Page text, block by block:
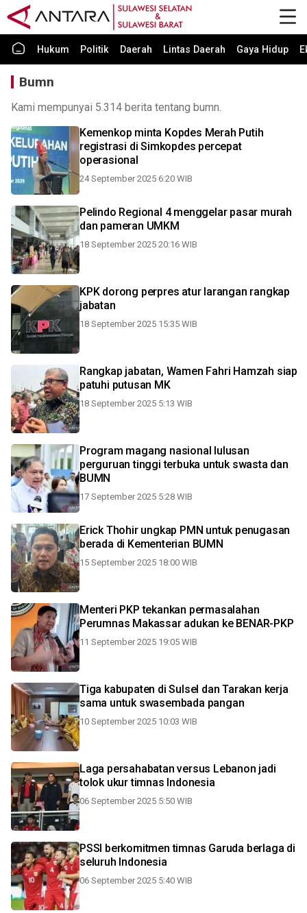
Hukum Politik Daerah Lintas Daerah Gaya Hidup
Bumn
Kami mempunyai 5.314 berita tentang bumn.
Kemenkop minta Kopdes Merah Putih
registrasi di Simkopdes percepat
operasional
24 September 2025 6:20 WIB
Pelindo Regional 4 menggelar pasar murah
dan pameran UMKM
18 September 2025 20:16 WIB
KPK dorong perpres atur larangan rangkap
jabatan
18 September 2025 15:35 WIB
Rangkap jabatan, Wamen Fahri Hamzah siap
patuhi putusan MK
18 September 2025 5:13 WIB
Program magang nasional lulusan
perguruan tinggi terbuka untuk swasta dan
BUMN
17 September 2025 5:28 WIB
Erick Thohir ungkap PMN untuk penugasan
berada di Kementerian BUMN
15 September 2025 18:00 WIB
Menteri PKP tekankan permasalahan
Perumnas Makassar adukan ke BENAR-PKP
11 September 2025 19:05 WIB
Tiga kabupaten di Sulsel dan Tarakan kerja
sama untuk swasembada pangan
10 September 2025 10:03 WIB
Laga persahabatan versus Lebanon jadi
tolok ukur timnas Indonesia
06 September 2025 5:50 WIB
PSSI berkomitmen timnas Garuda berlaga di
seluruh Indonesia
06 September 2025 5:40 WIB